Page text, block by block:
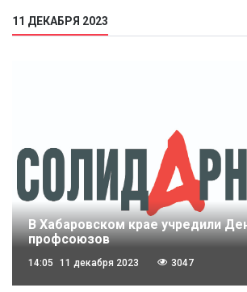
11 ДЕКАБРЯ 2023
В Хабаровском крае учредили
профсоюзов
14:05 11 декабря 2023 3047